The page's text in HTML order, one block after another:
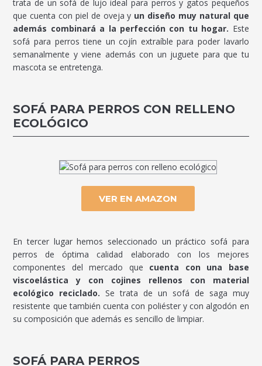
trata de un sofá de lujo ideal para perros y gatos pequeños
que cuenta con piel de oveja y un diseño muy natural que
además combinará a la perfección con tu hogar. Este
sofá para perros tiene un cojín extraíble para poder lavarlo
semanalmente y viene además con un juguete para que tu
mascota se entretenga.
SOFÁ PARA PERROS CON RELLENO
ECOLÓGICO
VER EN AMAZON
En tercer lugar hemos seleccionado un práctico sofá para
perros de óptima calidad elaborado con los mejores
componentes del mercado que cuenta con una base
viscoelástica y con cojines rellenos con material
ecológico reciclado. Se trata de un sofá de saga muy
resistente que también cuenta con poliéster y con algodón en
su composición que además es sencillo de limpiar.
SOFÁ PARA PERROS